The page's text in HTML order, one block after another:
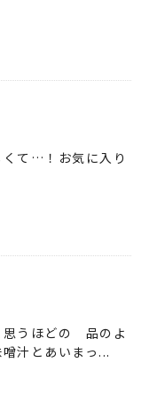
て…！お気に入り
思うほどの 品のよ
汁とあいまっ ...